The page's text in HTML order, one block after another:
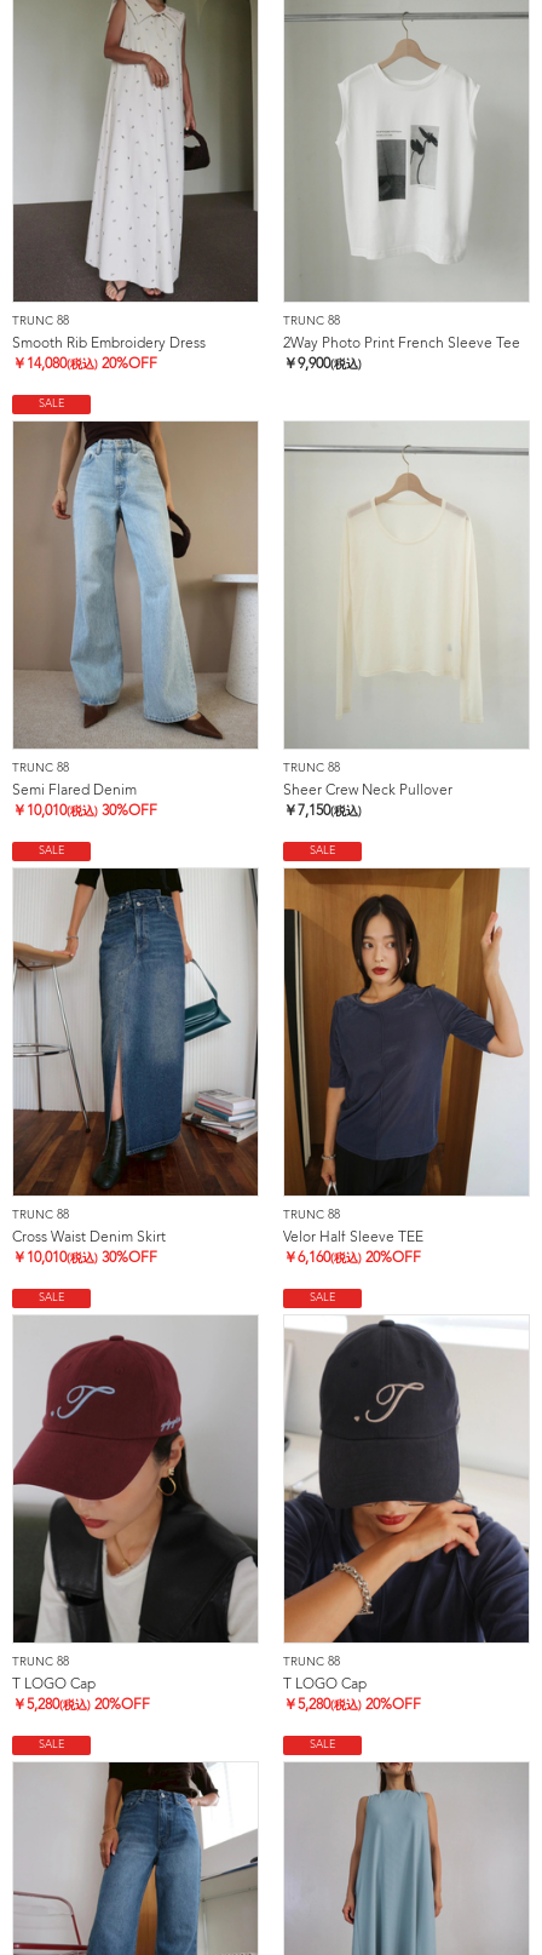
TRUNC 88
Smooth Rib Embroidery Dress
￥ 14,080(税込) 20%OFF
TRUNC 88
2Way Photo Print French Sleeve Tee
￥9,900(税込)
SALE
TRUNC 88
Semi Flared Denim
￥ 10,010(税込) 30%OFF
TRUNC 88
Sheer Crew Neck Pullover
￥ 7,150(税込)
SALE
TRUNC 88
Cross Waist Denim Skirt
￥ 10,010(税込) 30%OFF
SALE
TRUNC 88
Velor Half Sleeve TEE
￥6,160(税込) 20%OFF
SALE
TRUNC 88
T LOGO Cap
￥5,280(税込) 20%OFF
SALE
TRUNC 88
T LOGO Cap
￥5,280(税込) 20%OFF
SALE SALE